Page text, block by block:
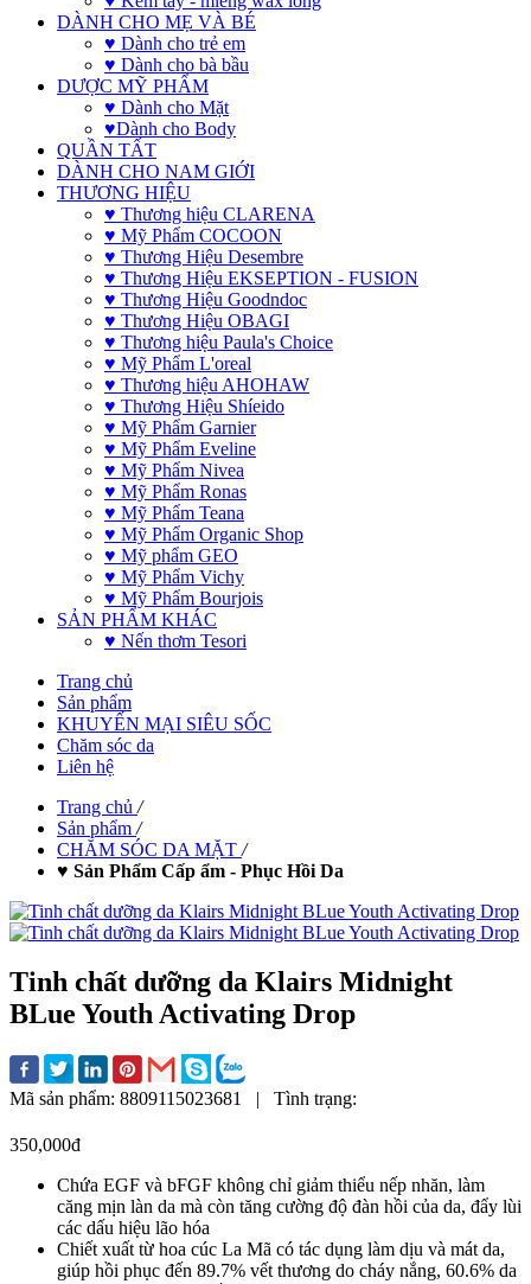
DÀNH CHO MẸ VÀ BÉ
♥ Dành cho trẻ em
♥ Dành cho bà bầu
DƯỢC MỸ PHẨM
♥ Dành cho Mặt
♥Dành cho Body
QUẦN TẤT
DÀNH CHO NAM GIỚI
THƯƠNG HIỆU
♥ Thương hiệu CLARENA
♥ Mỹ Phẩm COCOON
♥ Thương Hiệu Desembre
♥ Thương Hiệu EKSEPTION - FUSION
♥ Thương Hiệu Goodndoc
♥ Thương Hiệu OBAGI
♥ Thương hiệu Paula's Choice
♥ Mỹ Phẩm L'oreal
♥ Thương hiệu AHOHAW
♥ Thương Hiệu Shíeido
♥ Mỹ Phẩm Garnier
♥ Mỹ Phẩm Eveline
♥ Mỹ Phẩm Nivea
♥ Mỹ Phẩm Ronas
♥ Mỹ Phẩm Teana
♥ Mỹ Phẩm Organic Shop
♥ Mỹ phẩm GEO
♥ Mỹ Phẩm Vichy
♥ Mỹ Phẩm Bourjois
SẢN PHẨM KHÁC
♥ Nến thơm Tesori
Trang chủ
Sản phẩm
KHUYẾN MẠI SIÊU SỐC
Chăm sóc da
Liên hệ
Trang chủ /
Sản phẩm /
CHĂM SÓC DA MẶT /
♥ Sản Phẩm Cấp ẩm - Phục Hồi Da
Tinh chất dưỡng da Klairs Midnight
BLue Youth Activating Drop
Mã sản phẩm: 8809115023681 | Tình trạng:
350,000đ
Chứa EGF và bFGF không chỉ giảm thiểu nếp nhăn, làm
căng mịn làn da mà còn tăng cường độ đàn hồi của da, đẩy lùi
các dấu hiệu lão hóa
Chiết xuất từ hoa cúc La Mã có tác dụng làm dịu và mát da,
giúp hồi phục đến 89.7% vết thương do cháy nắng, 60.6% da